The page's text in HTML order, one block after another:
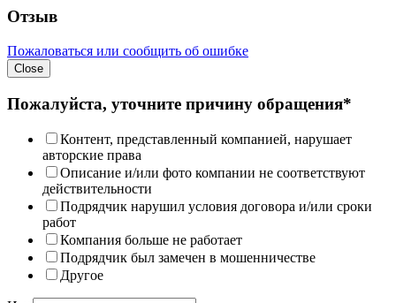
Отзыв
Пожаловаться или сообщить об ошибке
Close
Пожалуйста, уточните причину обращения*
Контент, представленный компанией, нарушает
авторские права
Описание и/или фото компании не соответствуют
действительности
Подрядчик нарушил условия договора и/или сроки
работ
Компания больше не работает
Подрядчик был замечен в мошенничестве
Другое